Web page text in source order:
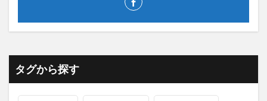
タグから探す